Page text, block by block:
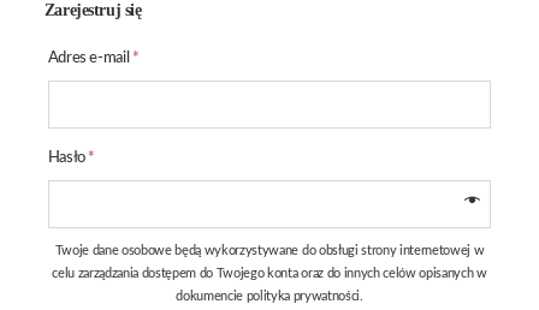
Zarejestruj się
Adres e-mail *Wymagane
Hasło *
Twoje dane osobowe będą wykorzystywane do obsługi strony internetowej w
celu zarządzania dostępem do Twojego konta oraz do innych celów opisanych w
dokumencie polityka prywatności.